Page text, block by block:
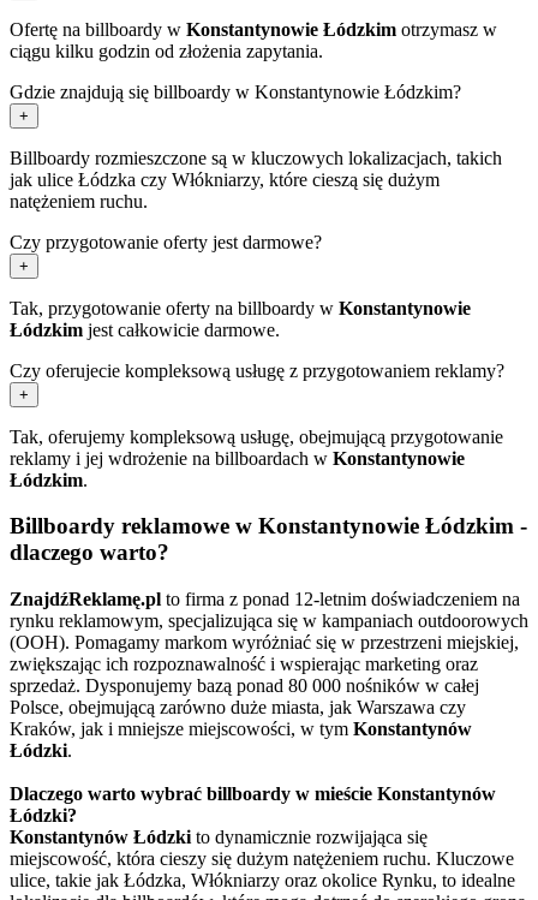
Ofertę na billboardy w Konstantynowie Łódzkim otrzymasz w
ciągu kilku godzin od złożenia zapytania.
Gdzie znajdują się billboardy w Konstantynowie Łódzkim?
+
Billboardy rozmieszczone są w kluczowych lokalizacjach, takich
jak ulice Łódzka czy Włókniarzy, które cieszą się dużym
natężeniem ruchu.
Czy przygotowanie oferty jest darmowe?
+
Tak, przygotowanie oferty na billboardy w Konstantynowie
Łódzkim jest całkowicie darmowe.
Czy oferujecie kompleksową usługę z przygotowaniem reklamy?
+
Tak, oferujemy kompleksową usługę, obejmującą przygotowanie
reklamy i jej wdrożenie na billboardach w Konstantynowie
Łódzkim.
Billboardy reklamowe w Konstantynowie Łódzkim -
dlaczego warto?
ZnajdźReklamę.pl to firma z ponad 12-letnim doświadczeniem na
rynku reklamowym, specjalizująca się w kampaniach outdoorowych
(OOH). Pomagamy markom wyróżniać się w przestrzeni miejskiej,
zwiększając ich rozpoznawalność i wspierając marketing oraz
sprzedaż. Dysponujemy bazą ponad 80 000 nośników w całej
Polsce, obejmującą zarówno duże miasta, jak Warszawa czy
Kraków, jak i mniejsze miejscowości, w tym Konstantynów
Łódzki.
Dlaczego warto wybrać billboardy w mieście Konstantynów
Łódzki?
Konstantynów Łódzki to dynamicznie rozwijająca się
miejscowość, która cieszy się dużym natężeniem ruchu. Kluczowe
ulice, takie jak Łódzka, Włókniarzy oraz okolice Rynku, to idealne